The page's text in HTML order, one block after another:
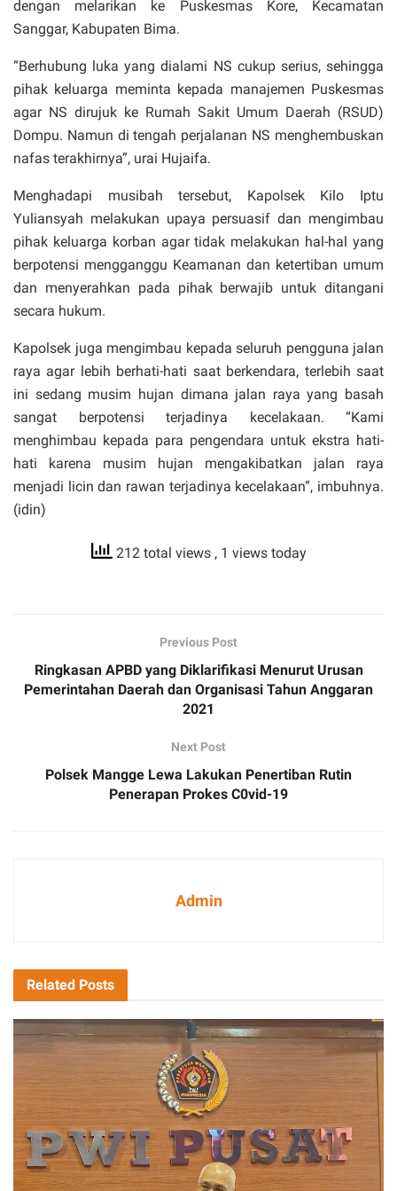
dengan melarikan ke Puskesmas Kore, Kecamatan
Sanggar, Kabupaten Bima.
“Berhubung luka yang dialami NS cukup serius, sehingga
pihak keluarga meminta kepada manajemen Puskesmas
agar NS dirujuk ke Rumah Sakit Umum Daerah (RSUD)
Dompu. Namun di tengah perjalanan NS menghembuskan
nafas terakhirnya”, urai Hujaifa.
Menghadapi musibah tersebut, Kapolsek Kilo Iptu
Yuliansyah melakukan upaya persuasif dan mengimbau
pihak keluarga korban agar tidak melakukan hal-hal yang
berpotensi mengganggu Keamanan dan ketertiban umum
dan menyerahkan pada pihak berwajib untuk ditangani
secara hukum.
Kapolsek juga mengimbau kepada seluruh pengguna jalan
raya agar lebih berhati-hati saat berkendara, terlebih saat
ini sedang musim hujan dimana jalan raya yang basah
sangat berpotensi terjadinya kecelakaan. “Kami
menghimbau kepada para pengendara untuk ekstra hati-
hati karena musim hujan mengakibatkan jalan raya
menjadi licin dan rawan terjadinya kecelakaan”, imbuhnya.
(idin)
212 total views , 1 views today
Previous Post
Ringkasan APBD yang Diklarifikasi Menurut Urusan
Pemerintahan Daerah dan Organisasi Tahun Anggaran
2021
Next Post
Polsek Mangge Lewa Lakukan Penertiban Rutin
Penerapan Prokes C0vid-19
Admin
Related Posts